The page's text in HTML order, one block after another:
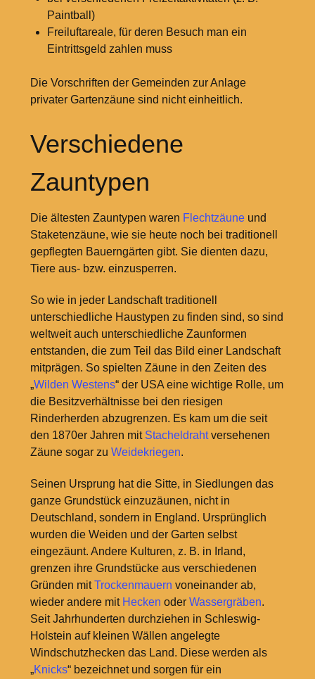
Paintball)
Freiluftareale, für deren Besuch man ein
Eintrittsgeld zahlen muss
Die Vorschriften der Gemeinden zur Anlage
privater Gartenzäune sind nicht einheitlich.
Verschiedene
Zauntypen
Die ältesten Zauntypen waren Flechtzäuneund
Staketenzäune, wie sie heute noch bei traditionell
gepflegten Bauerngärten gibt. Sie dienten dazu,
Tiere aus- bzw. einzusperren.
So wie in jeder Landschaft traditionell
unterschiedliche Haustypen zu finden sind, so sind
weltweit auch unterschiedliche Zaunformen
entstanden, die zum Teil das Bild einer Landschaft
mitprägen. So spielten Zäune in den Zeiten des
„Wilden Westens“ der USA eine wichtige Rolle, um
die Besitzverhältnisse bei den riesigen
Rinderherden abzugrenzen. Es kam um die seit
den 1870er Jahren mit Stacheldrahtversehenen
Zäune sogar zu Weidekriegen.
Seinen Ursprung hat die Sitte, in Siedlungen das
ganze Grundstück einzuzäunen, nicht in
Deutschland, sondern in England. Ursprünglich
wurden die Weiden und der Garten selbst
eingezäunt. Andere Kulturen, z. B. in Irland,
grenzen ihre Grundstücke aus verschiedenen
Gründen mitTrockenmauern voneinander ab,
wieder andere mit Hecken oder Wassergräben.
Seit Jahrhunderten durchziehen in Schleswig-
Holstein auf kleinen Wällen angelegte
Windschutzhecken das Land. Diese werden als
„Knicks“ bezeichnet und sorgen für ein